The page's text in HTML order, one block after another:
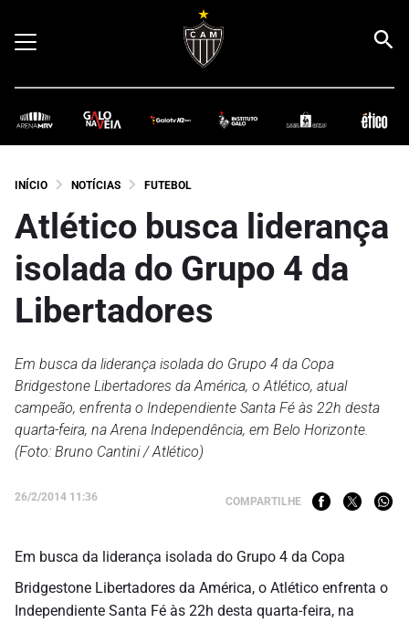
INÍCIO NOTÍCIAS FUTEBOL
Atlético busca liderança
isolada do Grupo 4 da
Libertadores
Em busca da liderança isolada do Grupo 4 da Copa
Bridgestone Libertadores da América, o Atlético, atual
campeão, enfrenta o Independiente Santa Fé às 22h desta
quarta-feira, na Arena Independência, em Belo Horizonte.
(Foto: Bruno Cantini / Atlético)
26/2/2014 11:36 COMPARTILHE
Em busca da liderança isolada do Grupo 4 da Copa
Bridgestone Libertadores da América, o Atlético enfrenta o
Independiente Santa Fé às 22h desta quarta-feira, na